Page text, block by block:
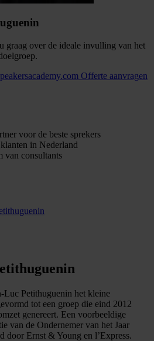
graag over de ideale invulling van het
Offerte aanvragen
voor de beste sprekers
in Nederland
van consultants
Luc Petithuguenin het kleine
tot een groep die eind 2012
genereert. Een voorbeeldige
van de Ondernemer van het Jaar
door Ernst & Young en l’Express.